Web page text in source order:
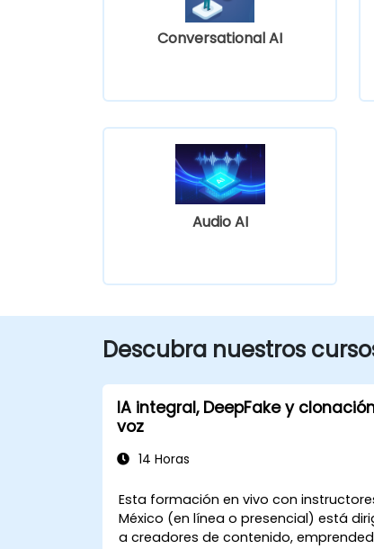
Conversational AI
Audio AI
Descubra nuestros
IA integral, DeepFake y
voz
14 Horas
Esta formación en vivo con
México (en línea o presencial) está
a creadores de contenido,